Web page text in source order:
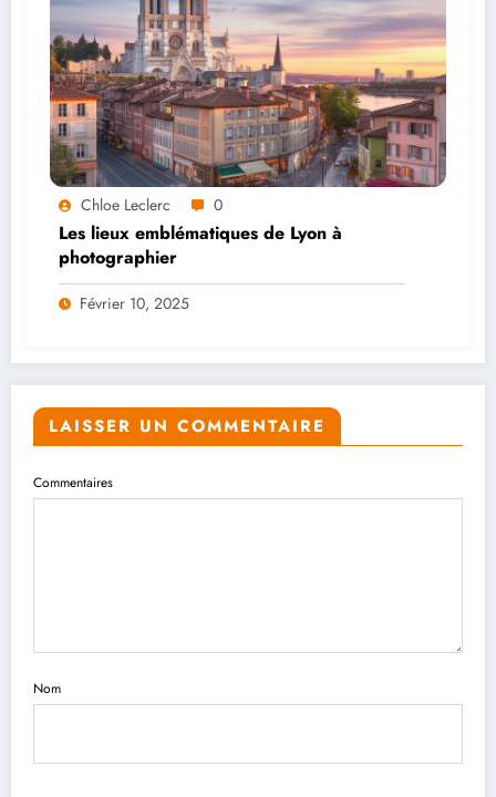
Chloe Leclerc 0
Les lieux emblématiques de Lyon à
photographier
Février 10, 2025
LAISSER UN COMMENTAIRE
Commentaires
Nom